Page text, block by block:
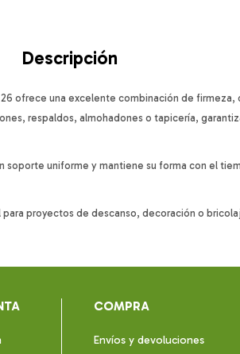
Descripción
ofrece una excelente combinación de
respaldos, almohadones o tapicería,
soporte uniforme y mantiene su forma con el
proyectos de descanso, decoración o
COMPRA
Envíos y devoluciones